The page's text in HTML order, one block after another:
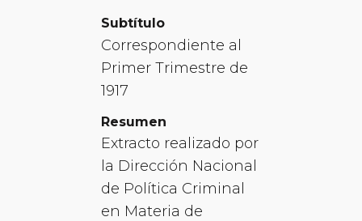
Subtítulo
Correspondiente al
Primer Trimestre de
1917
Resumen
Extracto realizado por
la Dirección Nacional
de Política Criminal
en Materia de